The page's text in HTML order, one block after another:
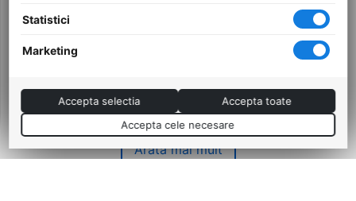
AVENIR - 4x650 mm,
in stoc
PRP: 00
AVENIR - 4x650 mm,
49
Arată mai mult
Statistici
Marketing
Accepta cele necesare
Accepta selectia Accepta toate